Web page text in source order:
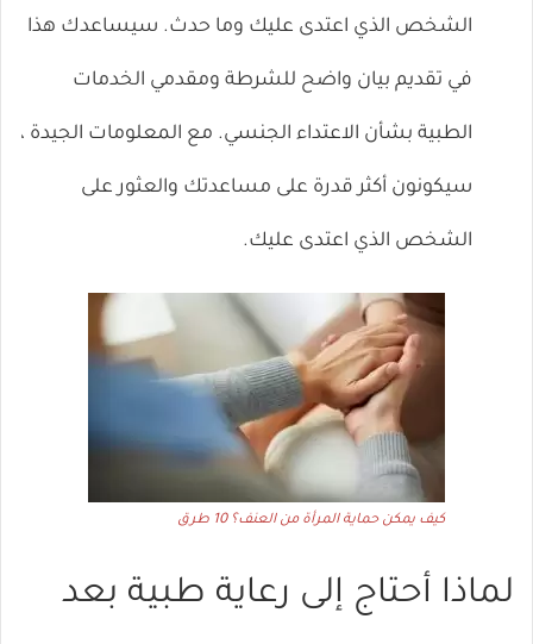
الشخص الذي اعتدى عليك وما حدث. سيساعدك هذا
في تقديم بيان واضح للشرطة ومقدمي الخدمات
الطبية بشأن الاعتداء الجنسي. مع المعلومات الجيدة ،
سيكونون أكثر قدرة على مساعدتك والعثور على
الشخص الذي اعتدى عليك.
كيف يمكن حماية المرأة من العنف؟ 10 طرق
لماذا أحتاج إلى رعاية طبية بعد